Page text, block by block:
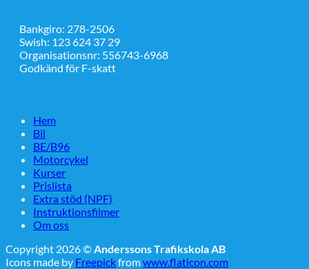
Bankgiro: 278-2506
Swish: 123 624 37 29
Organisationsnr: 556743-6968
Godkänd för F-skatt
Hem
Bil
BE/B96
Motorcykel
Kurser
Prislista
Extra stöd (NPF)
Instruktionsfilmer
Om oss
Copyright 2026 © Anderssons Trafikskola AB
Icons made by Freepickfromwww.flaticon.com